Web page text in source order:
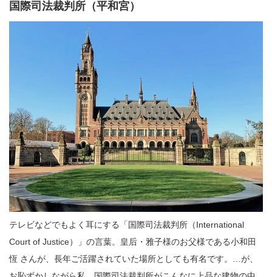
国際司法裁判所（平和宮）
テレビなどでもよく耳にする「国際司法裁判所（International
Court of Justice）」の言葉。皇后・雅子様のお父様である小和田
恆 さんが、長年ご活躍されていた場所としても有名です。…が、